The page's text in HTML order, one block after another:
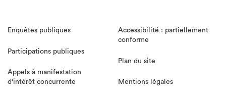
Enquêtes publiques
Participations publiques
Appels à manifestation
d'intérêt concurrente
Accessibilité : partiellement
conforme
Plan du site
Mentions légales